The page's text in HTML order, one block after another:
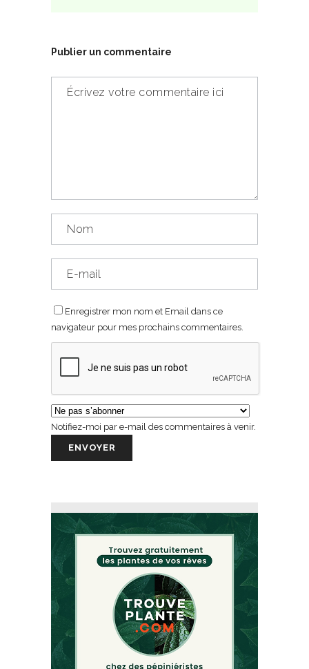
Publier un commentaire
Enregistrer mon nom et Email dans ce
navigateur pour mes prochains commentaires.
Notifiez-moi par e-mail des commentaires à venir.